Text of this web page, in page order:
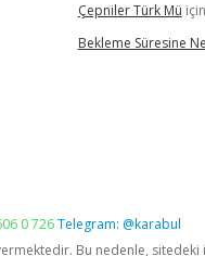
Çepniler Türk Mü için
Bekleme Süresine
0 726Telegram: @karabul
vermektedir. Bu nedenle,